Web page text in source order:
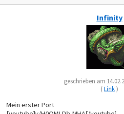
Infinity
geschrieben am
(Link)
Mein erster Port